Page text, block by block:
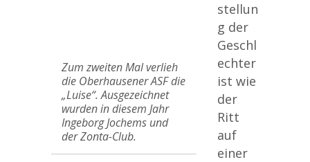
Zum zweiten Mal verlieh
die Oberhausener ASF die
„Luise“. Ausgezeichnet
wurden in diesem Jahr
Ingeborg Jochems und
der Zonta-Club.
stellun
g der
Geschl
echter
ist wie
der
Ritt
auf
einer